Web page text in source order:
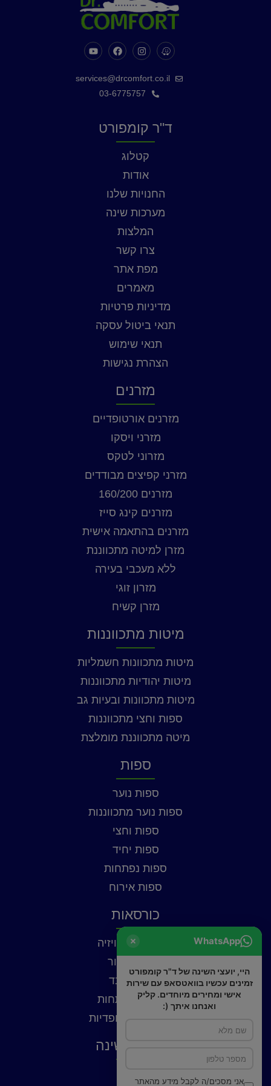
services@drcomfort.co.il
03-6775757
ד"ר קומפורט
קטלוג
אודות
החנויות שלנו
מערכות שינה
המלצות
צרו קשר
מפת אתר
מאמרים
מדיניות פרטיות
תנאי ביטול עסקה
תנאי שימוש
הצהרת נגישות
מזרנים
מזרנים אורטופדיים
מזרני ויסקו
מזרוני לטקס
מזרני קפיצים מבודדים
מזרנים 160/200
מזרנים קינג סייז
מזרנים בהתאמה אישית
מזרן למיטה מתכווננת
ללא מעכבי בעירה
מזרון זוגי
מזרן קשיח
מיטות מתכווננות
מיטות מתכוונות חשמליות
מיטות יהודיות מתכווננות
מיטות מתכוונות ובעיות גב
ספות וחצי מתכווננות
מיטה מתכווננת מומלצת
ספות
ספות נוער
ספות נוער מתכווננות
ספות וחצי
ספות יחיד
ספות נפתחות
ספות אירוח
כורסאות
כורסאות טלוויזיה
כורסאות עור
כורסאות בד
כורסאות נפתחות
כורסאות אורטופדיות
פתרונות שינה
WhatsApp
היי, יועצי השינה של ד"ר קומפורט
זמינים עכשיו בוואטסאפ עם שירות
אישי ומחירים מיוחדים. קליק
ואנחנו איתך (:
אני מסכים/ה לקבל מידע מהאתר